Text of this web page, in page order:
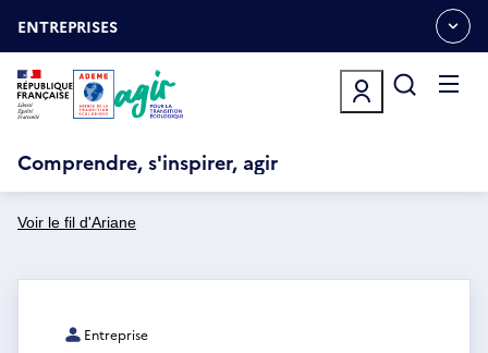
auOUVRIR
LE
MENU
ESPACE
ENTREPRISES
Comprendre, s'inspirer, agir
Voir le fil d'Ariane
Entreprise